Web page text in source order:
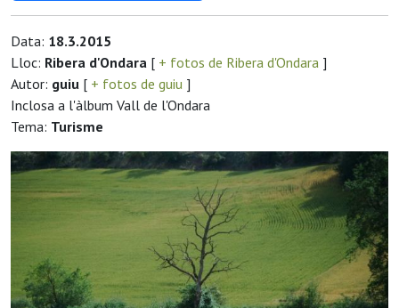
Data: 18.3.2015
Lloc: Ribera d'Ondara [ + fotos de Ribera d'Ondara ]
Autor: guiu [ + fotos de guiu ]
Inclosa a l'àlbum Vall de l'Ondara
Tema: Turisme